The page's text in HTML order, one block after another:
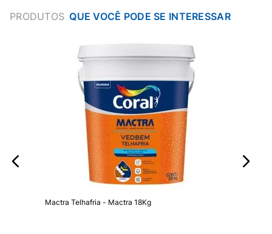
PRODUTOS
Mactra Telhafria - Mactra 18Kg